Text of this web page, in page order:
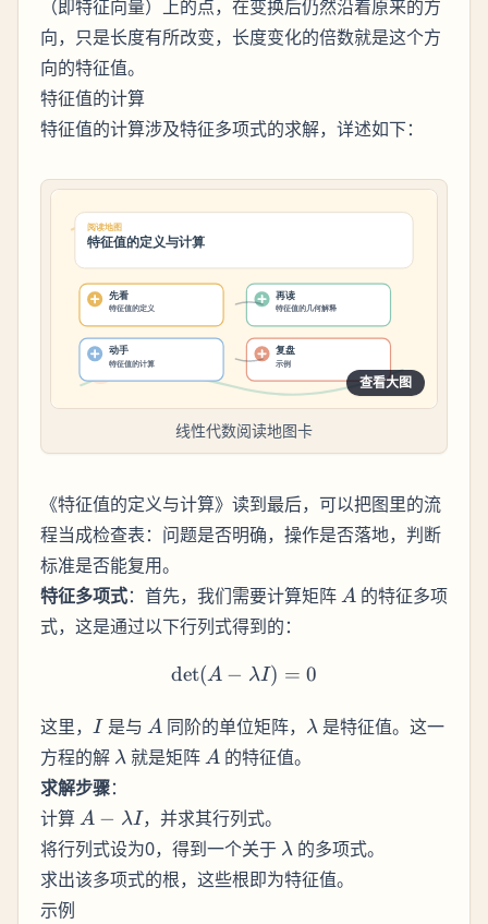
（即特征向量）上的点，在变换后仍然沿着原来的方
向，只是长度有所改变，长度变化的倍数就是这个方
向的特征值。
特征值的计算
特征值的计算涉及特征多项式的求解，详述如下：
查看大图
线性代数阅读地图卡
《特征值的定义与计算》读到最后，可以把图里的流
程当成检查表：问题是否明确，操作是否落地，判断
标准是否能复用。
特征多项式：首先，我们需要计算矩阵 A
A 的特征多项
式，这是通过以下行列式得到的：
\text{det}(A - \lambda I)
det(A − λI) = 0
这里， I
I是与 A
A同阶的单位矩阵， \lambda
λ是特征值。这一
方程的解 \lambda
λ 就是矩阵 A
A 的特征值。
求解步骤：
计算 A -
\lambda
I
A − λI，并求其行列式。
将行列式设为0，得到一个关于 \lambda
λ 的多项式。
求出该多项式的根，这些根即为特征值。
示例